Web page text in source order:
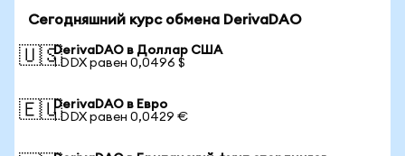
Сегодняшний курс обмена DerivaDAO
🇺🇸DerivaDAO в Доллар США
1 DDX равен 0,0496 $
🇪🇺DerivaDAO в Евро
1 DDX равен 0,0429 €